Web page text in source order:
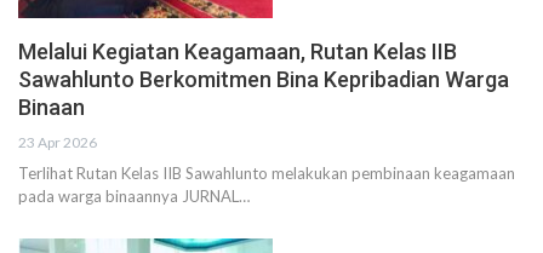
Melalui Kegiatan Keagamaan, Rutan Kelas IIB
Sawahlunto Berkomitmen Bina Kepribadian Warga
Binaan
23 Apr 2026
Terlihat Rutan Kelas IIB Sawahlunto melakukan pembinaan keagamaan
pada warga binaannya JURNAL…